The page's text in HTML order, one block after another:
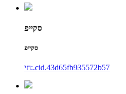
סקייפ
סקייפ
חי:.cid.43d65fb935572b57